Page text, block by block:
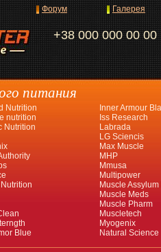
+38 000 000 00 00
Форум Галерея
питания
Nutrition
nutrition
Nutrition
Blue
Inner Armour
Iss Research
Labrada
LG Sciencis
Max Muscle
MHP
Mmusa
Multipower
Muscle
Muscle Meds
Muscle Pharm
Muscletech
Myogenix
Natural Science